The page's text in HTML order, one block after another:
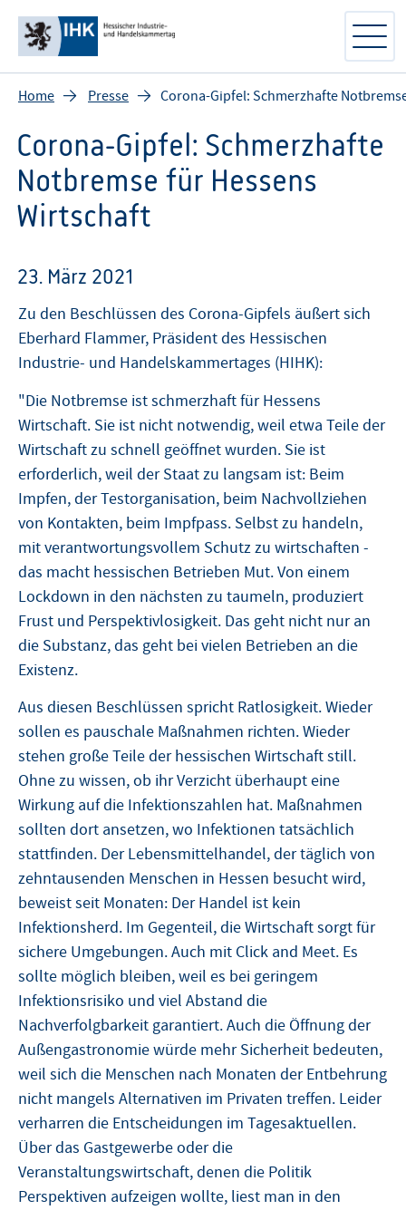
Home Presse Corona-Gipfel: Schmerzhafte
Corona-Gipfel: Schmerzhafte
Notbremse für Hessens
Wirtschaft
23. März 2021
Zu den Beschlüssen des Corona-Gipfels äußert sich
Eberhard Flammer, Präsident des Hessischen
Industrie- und Handelskammertages (HIHK):
"Die Notbremse ist schmerzhaft für Hessens
Wirtschaft. Sie ist nicht notwendig, weil etwa Teile der
Wirtschaft zu schnell geöffnet wurden. Sie ist
erforderlich, weil der Staat zu langsam ist: Beim
Impfen, der Testorganisation, beim Nachvollziehen
von Kontakten, beim Impfpass. Selbst zu handeln,
mit verantwortungsvollem Schutz zu wirtschaften -
das macht hessischen Betrieben Mut. Von einem
Lockdown in den nächsten zu taumeln, produziert
Frust und Perspektivlosigkeit. Das geht nicht nur an
die Substanz, das geht bei vielen Betrieben an die
Existenz.
Aus diesen Beschlüssen spricht Ratlosigkeit. Wieder
sollen es pauschale Maßnahmen richten. Wieder
stehen große Teile der hessischen Wirtschaft still.
Ohne zu wissen, ob ihr Verzicht überhaupt eine
Wirkung auf die Infektionszahlen hat. Maßnahmen
sollten dort ansetzen, wo Infektionen tatsächlich
stattfinden. Der Lebensmittelhandel, der täglich von
zehntausenden Menschen in Hessen besucht wird,
beweist seit Monaten: Der Handel ist kein
Infektionsherd. Im Gegenteil, die Wirtschaft sorgt für
sichere Umgebungen. Auch mit Click and Meet. Es
sollte möglich bleiben, weil es bei geringem
Infektionsrisiko und viel Abstand die
Nachverfolgbarkeit garantiert. Auch die Öffnung der
Außengastronomie würde mehr Sicherheit bedeuten,
weil sich die Menschen nach Monaten der Entbehrung
nicht mangels Alternativen im Privaten treffen. Leider
verharren die Entscheidungen im Tagesaktuellen.
Über das Gastgewerbe oder die
Veranstaltungswirtschaft, denen die Politik
Perspektiven aufzeigen wollte, liest man in den